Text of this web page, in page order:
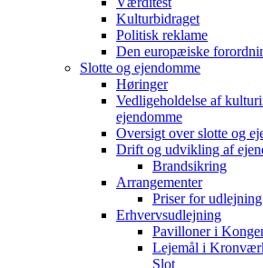
Kulturbidraget
Politisk reklame
Den europæiske
Slotte og ejendomme
Høringer
Vedligeholdelse af
ejendomme
Oversigt over slotte og
Drift og udvikling af
Brandsikring
Arrangementer
Priser for udlejning
Erhvervsudlejning
Pavilloner i
Lejemål i
Slot